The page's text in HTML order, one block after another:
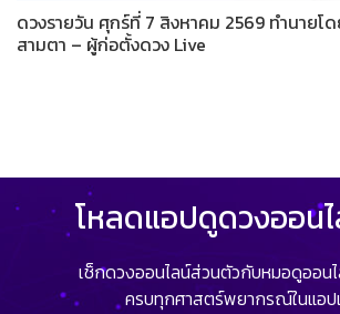
ดวงรายวัน ศุกร์ที่ 7 สิงหาคม 2569 ทำนายโ
สามตา – ผู้ก่อตั้งดวง Live
โหลดแอปดูดวงออน
เช็กดวงออนไลน์ส่วนตัวกับหมอดูออน
ครบทุกศาสตร์พยากรณ์ในแอป